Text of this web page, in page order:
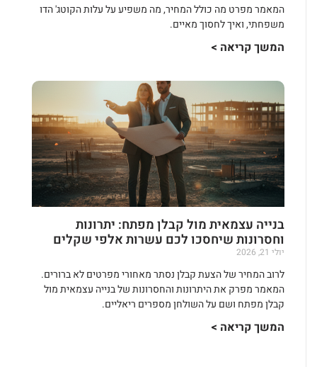
המאמר מפרט מה כולל המחיר, מה משפיע על עלות הקוטג' הדו
משפחתי, ואיך לחסוך מאיים.
המשך קריאה >
בנייה עצמאית מול קבלן מפתח: יתרונות
וחסרונות שיחסכו לכם עשרות אלפי שקלים
יולי 21, 2026
לרוב המחיר של הצעת קבלן נסתר מאחורי מפרטים לא ברורים.
המאמר מפרק את היתרונות והחסרונות של בנייה עצמאית מול
קבלן מפתח ושם על השולחן מספרים ריאליים.
המשך קריאה >